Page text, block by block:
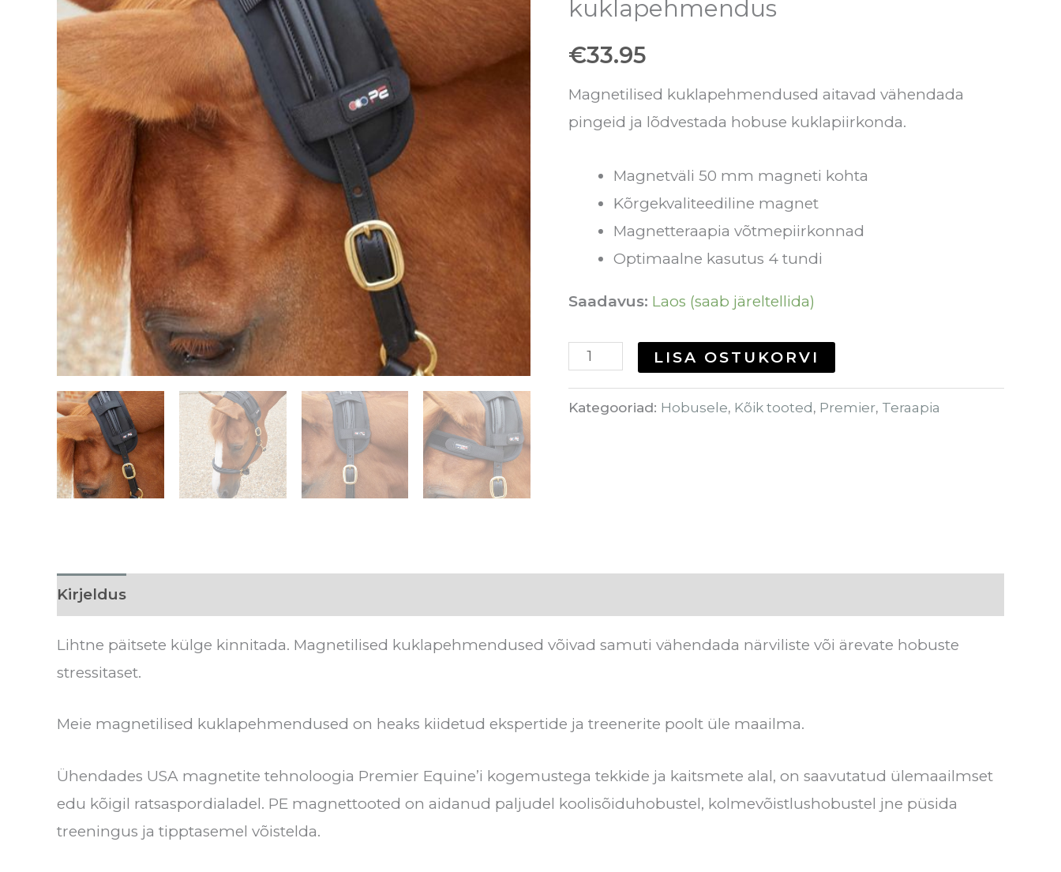
kuklapehmendus
€33.95
Magnetilised kuklapehmendused aitavad vähendada
pingeid ja lõdvestada hobuse kuklapiirkonda.
Magnetväli 50 mm magneti kohta
Kõrgekvaliteediline magnet
Magnetteraapia võtmepiirkonnad
Optimaalne kasutus 4 tundi
Saadavus: Laos (saab järeltellida)
magnetiline
kuklapehmendus
LISA OSTUKORVI
Kategooriad: Hobusele, Kõik tooted, Premier, Teraapia
Kirjeldus
Lihtne päitsete külge kinnitada. Magnetilised kuklapehmendused võivad samuti vähendada närviliste või ärevate hobuste
stressitaset.
Meie magnetilised kuklapehmendused on heaks kiidetud ekspertide ja treenerite poolt üle maailma.
Ühendades USA magnetite tehnoloogia Premier Equine’i kogemustega tekkide ja kaitsmete alal, on saavutatud ülemaailmset
edu kõigil ratsaspordialadel. PE magnettooted on aidanud paljudel koolisõiduhobustel, kolmevõistlushobustel jne püsida
treeningus ja tipptasemel võistelda.